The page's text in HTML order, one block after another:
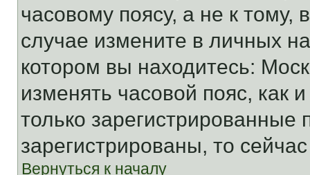
часовому поясу, а не к тому,
случае измените в личных
котором вы находитесь:
изменять часовой пояс, как
только
зарегистрированы, то
Вернуться к началу